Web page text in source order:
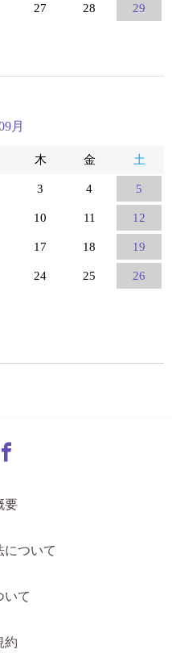
27 28 29
月
木 金 土
3 4 5
10 11 12
17 18 19
24 25 26
要
について
いて
約